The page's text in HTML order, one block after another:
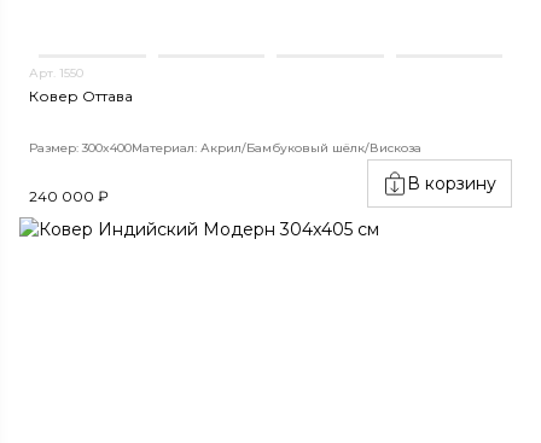
Арт. 1550
Ковер Оттава
Размер: 300x400Материал: Акрил/Бамбуковый шёлк/Вискоза
240 000 ₽
В корзину